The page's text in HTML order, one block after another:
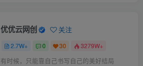
优优云网创 关注
2.7W+ 0 30 3279W+
有时候，只能靠自己书写自己的美好结局